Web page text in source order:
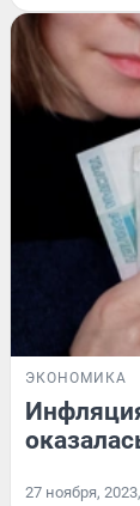
ЭКОНОМИКА
27 ноября,